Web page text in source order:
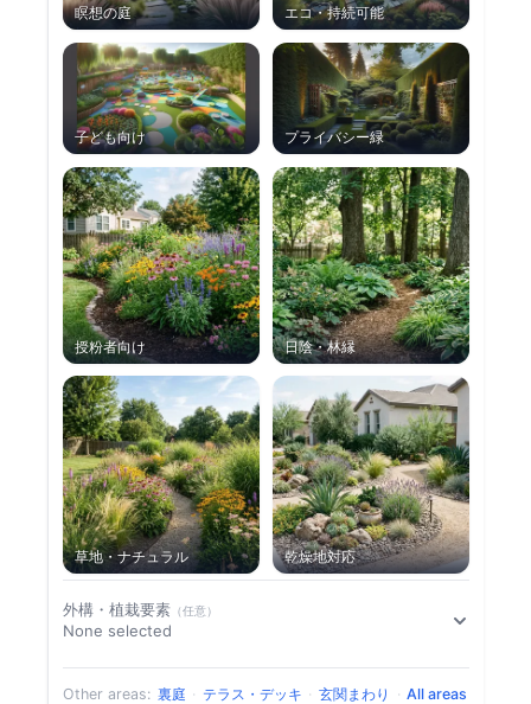
瞑想の庭 エコ・持続可能
子ども向け プライバシー緑
授粉者向け 日陰・林縁
草地・ナチュラル 乾燥地対応
外構・植栽要素 （任意）
None selected
Other areas: 裏庭 · テラス・デッキ · 玄関まわり · All areas